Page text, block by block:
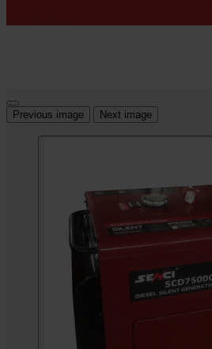
Previous image Next image